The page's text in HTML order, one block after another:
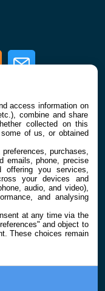
RSS Newsletter
access information on
combine and share
collected on this
of us, or obtained
purchases,
emails, phone, precise
offering you services,
your devices and
audio, and video),
and analysing
at any time via the
and object to
These choices remain